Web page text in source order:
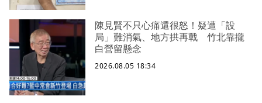
陳見賢不只心痛還很怒！疑遭「設
局」難消氣、地方拱再戰 竹北靠攏
白營留懸念
2026.08.05 18:34